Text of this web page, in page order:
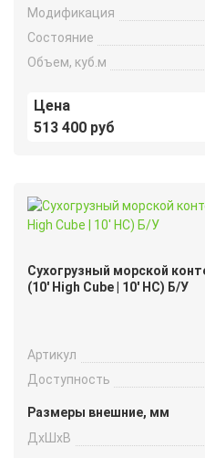
Модификация
Состояние
Объем, куб.м
Цена
513 400 руб
Сухогрузный морской
(10′ High Cube | 10′ HC) Б/У
Артикул
Доступность
Размеры внешние, мм
ДxШxВ